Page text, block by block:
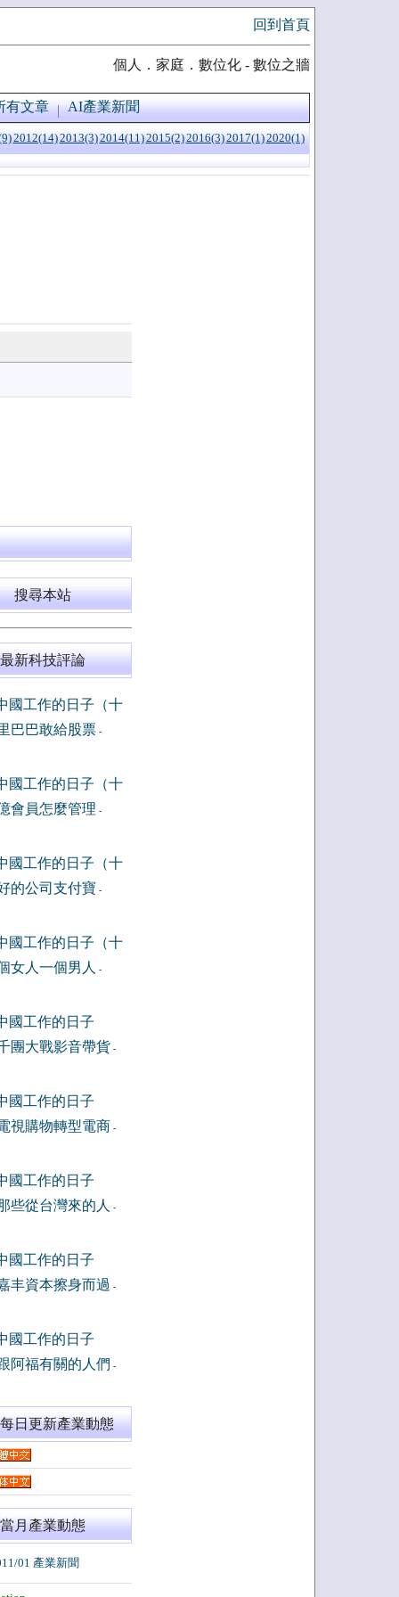
回到首頁
個人．家庭．數位化 - 數位之牆
有文章 AI產業新聞
2012(14)2013(3)2014(11)2015(2)2016(3)2017(1)2020(1)
搜尋本站
最新科技評論
國工作的日子（十
巴巴敢給股票-
國工作的日子（十
會員怎麼管理 -
國工作的日子（十
的公司支付寶 -
國工作的日子（十
女人一個男人
-
國工作的日子
團大戰影音帶貨 -
國工作的日子
視購物轉型電商 -
國工作的日子
些從台灣來的人
-
國工作的日子
丰資本擦身而過 -
國工作的日子
阿福有關的人們 -
日更新產業動態
當月產業動態
01 產業新聞